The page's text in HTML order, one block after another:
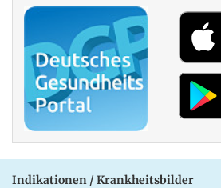
Indikationen / Krankheitsbilder